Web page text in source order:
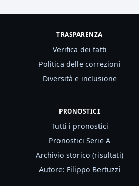
TRASPARENZA
Verifica dei fatti
Politica delle correzioni
Diversità e inclusione
PRONOSTICI
Tutti i pronostici
Pronostici Serie A
Archivio storico (risultati)
Autore: Filippo Bertuzzi